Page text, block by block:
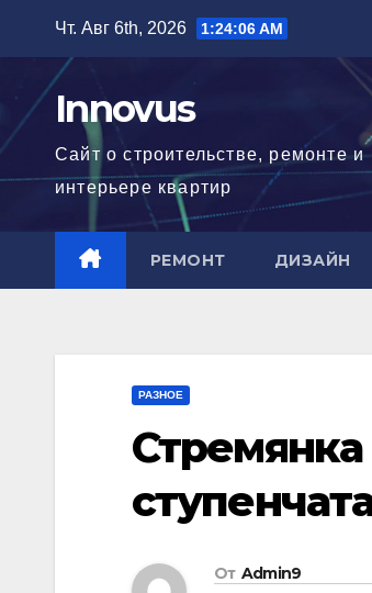
содержимому
Чт. Авг 6th, 2026 1:24:07 AM
Innovus
Сайт о строительстве, ремонте и
интерьере квартир
РЕМОНТ ДИЗАЙН
РАЗНОЕ
Стремянка
От Admin9